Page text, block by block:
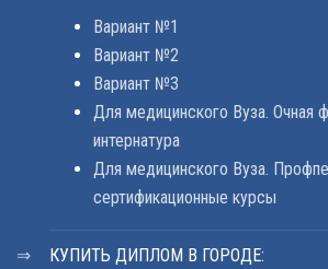
Вариант №1
Вариант №2
Вариант №3
Для медицинского Вуза. Очная
интернатура
Для медицинского Вуза.
сертификационные курсы
КУПИТЬ ДИПЛОМ В ГОРОДЕ: